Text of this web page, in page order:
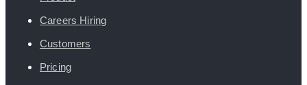
Careers Hiring
Customers
Pricing